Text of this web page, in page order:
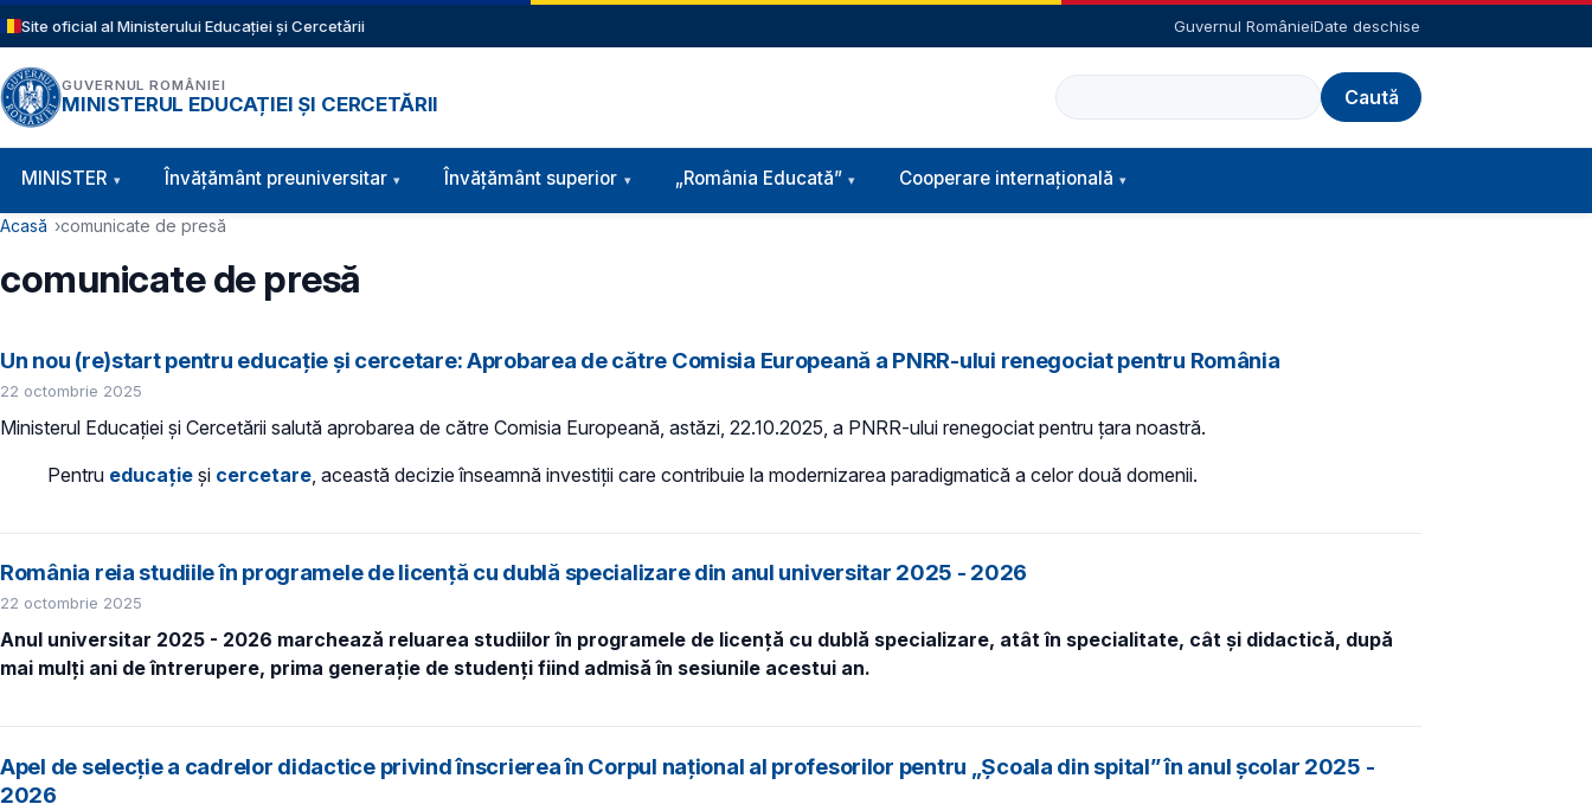
Sari la conținutul principal
Site oficial al Ministerului Educației și Cercetării Guvernul RomânieiDate deschise
GUVERNUL ROMÂNIEI
MINISTERUL EDUCAȚIEI ȘI CERCETĂRII
Caută
Navigație principală
MINISTER Învăţământ preuniversitar Învățământ superior „România Educată” Cooperare internațională
Cale de navigare
Acasă comunicate de presă
comunicate de presă
Un nou (re)start pentru educație și cercetare: Aprobarea de către Comisia Europeană a PNRR-ului renegociat pentru România
22 octombrie 2025
Ministerul Educației și Cercetării salută aprobarea de către Comisia Europeană, astăzi, 22.10.2025, a PNRR-ului renegociat pentru țara noastră.
Pentru educație și cercetare , această decizie înseamnă investiții care contribuie la modernizarea paradigmatică a celor două domenii.
România reia studiile în programele de licență cu dublă specializare din anul universitar 2025 - 2026
22 octombrie 2025
Anul universitar 2025 - 2026 marchează reluarea studiilor în programele de licență cu dublă specializare, atât în specialitate, cât și didactică, după
mai mulți ani de întrerupere, prima generație de studenți fiind admisă în sesiunile acestui an.
Apel de selecție a cadrelor didactice privind înscrierea în Corpul național al profesorilor pentru „Școala din spital” în anul școlar 2025 -
2026